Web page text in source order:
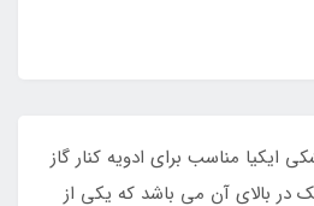
مشکی ایکیا مناسب برای ادویه کنار گاز
در بالای آن می باشد که یکی از